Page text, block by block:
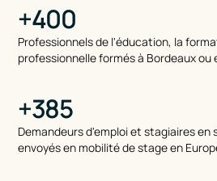
+400
Professionnels de l'éducation, la
professionnelle formés à Bordeaux ou
+385
Demandeurs d'emploi et stagiaires
envoyés en mobilité de stage en